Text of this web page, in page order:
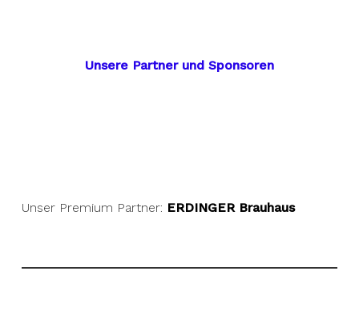
Unsere Partner und Sponsoren
Unser Premium Partner: ERDINGER Brauhaus